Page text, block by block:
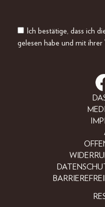
Ich bestätige, dass ich
gelesen habe und mit ihrer